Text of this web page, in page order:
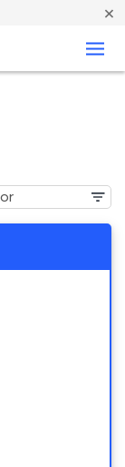
×